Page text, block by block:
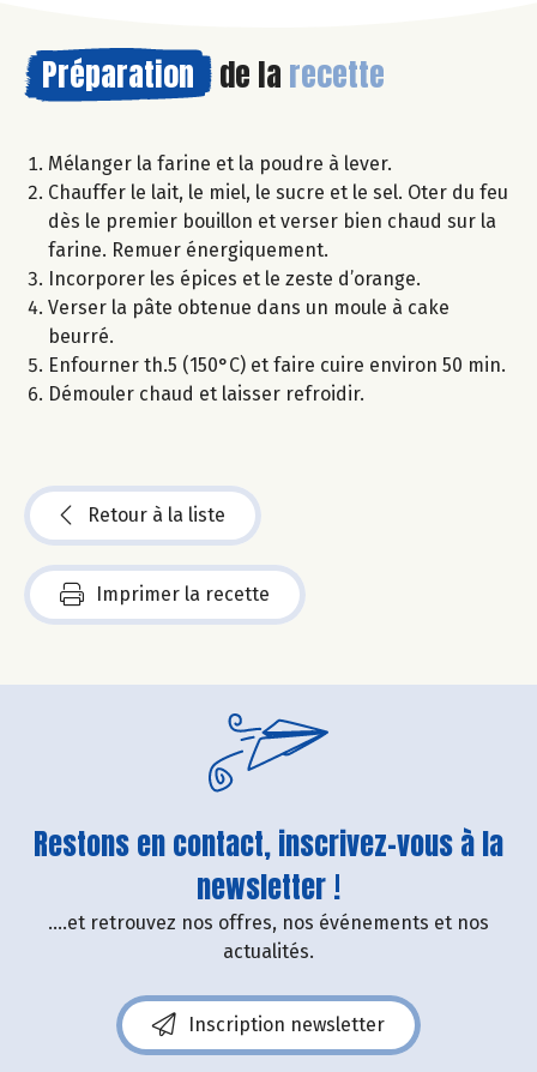
Préparation de la recette
Mélanger la farine et la poudre à lever.
Chauffer le lait, le miel, le sucre et le sel. Oter du feu
dès le premier bouillon et verser bien chaud sur la
farine. Remuer énergiquement.
Incorporer les épices et le zeste d’orange.
Verser la pâte obtenue dans un moule à cake
beurré.
Enfourner th.5 (150°C) et faire cuire environ 50 min.
Démouler chaud et laisser refroidir.
Retour à la liste
Imprimer la recette
Restons en contact, inscrivez-vous à la
newsletter !
....et retrouvez nos offres, nos événements et nos
actualités.
Inscription newsletter